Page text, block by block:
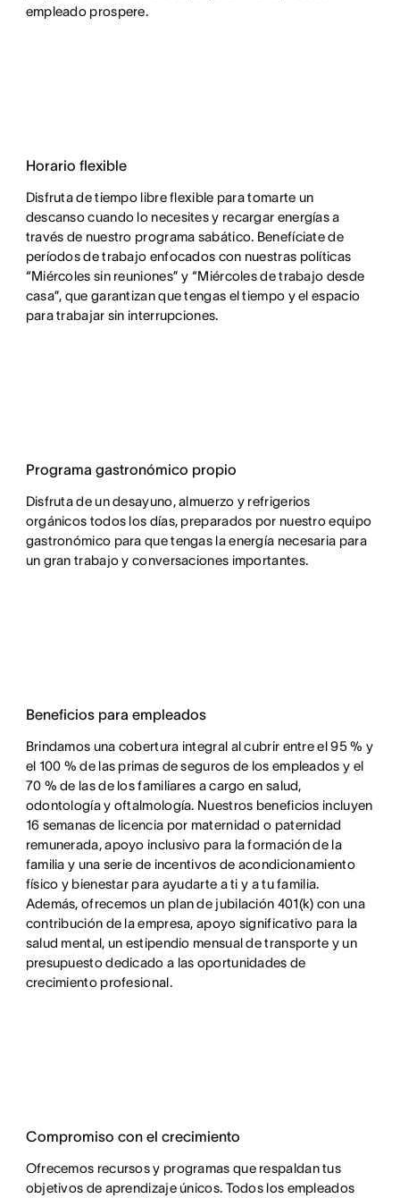
empleado prospere.
Horario flexible
Disfruta de tiempo libre flexible para tomarte un
descanso cuando lo necesites y recargar energías a
través de nuestro programa sabático. Benefíciate de
períodos de trabajo enfocados con nuestras políticas
“Miércoles sin reuniones” y “Miércoles de trabajo desde
casa”, que garantizan que tengas el tiempo y el espacio
para trabajar sin interrupciones.
Programa gastronómico propio
Disfruta de un desayuno, almuerzo y refrigerios
orgánicos todos los días, preparados por nuestro equipo
gastronómico para que tengas la energía necesaria para
un gran trabajo y conversaciones importantes.
Beneficios para empleados
Brindamos una cobertura integral al cubrir entre el 95 % y
el 100 % de las primas de seguros de los empleados y el
70 % de las de los familiares a cargo en salud,
odontología y oftalmología. Nuestros beneficios incluyen
16 semanas de licencia por maternidad o paternidad
remunerada, apoyo inclusivo para la formación de la
familia y una serie de incentivos de acondicionamiento
físico y bienestar para ayudarte a ti y a tu familia.
Además, ofrecemos un plan de jubilación 401(k) con una
contribución de la empresa, apoyo significativo para la
salud mental, un estipendio mensual de transporte y un
presupuesto dedicado a las oportunidades de
crecimiento profesional.
Compromiso con el crecimiento
Ofrecemos recursos y programas que respaldan tus
objetivos de aprendizaje únicos. Todos los empleados